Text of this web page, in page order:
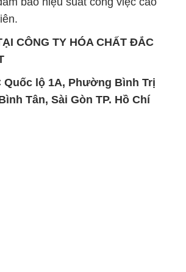
Quốc lộ 1A, Phường Bình Trị
Tân, Sài Gòn TP. Hồ Chí